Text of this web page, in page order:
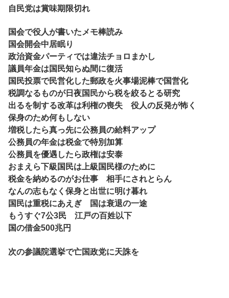
自民党は賞味期限切れ
国会で役人が書いたメモ棒読み
国会開会中居眠り
政治資金パーティでは違法チョロまかし
議員年金は国民知らぬ間に復活
国民投票で民営化した郵政を火事場泥棒で国営化
税調なるものが日夜国民から税を絞るとる研究
出るを制する改革は利権の喪失 役人の反発が怖く
保身のため何もしない
増税したら真っ先に公務員の給料アップ
公務員の年金は税金で特別加算
公務員を優遇したら政権は安泰
おまえら下級国民は上級国民様のために
税金を納めるのがお仕事 相手にされとらん
なんの志もなく保身と出世に明け暮れ
国民は重税にあえぎ 国は衰退の一途
もうすぐ7公3民 江戸の百姓以下
国の借金500兆円
次の参議院選挙で亡国政党に天誅を